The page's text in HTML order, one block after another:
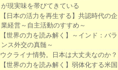
が現実味を帯びてきている
【日本の活力を再生する】共認時代の企
業経営～自主活動のすすめ～
【世界の力を読み解く】～インド：バラ
ンス外交の真髄～
ウクライナ情勢。日本は大丈夫なのか？
【世界の力を読み解く】弱体化する米国